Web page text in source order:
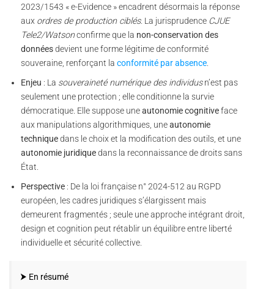
2023/1543 « e-Evidence » encadrent désormais la réponse
aux ordres de production ciblés. La jurisprudence CJUE
Tele2/Watsonconfirme que la non-conservation des
donnéesdevient une forme légitime de conformité
souveraine, renforçant la conformité par absence.
Enjeu : La souveraineté numérique des individusn’est pas
seulement une protection ; elle conditionne la survie
démocratique. Elle suppose uneautonomie cognitiveface
aux manipulations algorithmiques, uneautonomie
techniquedans le choix et la modification des outils, et une
autonomie juridiquedans la reconnaissance de droits sans
État.
Perspective: De la loi française n° 2024-512 au RGPD
européen, les cadres juridiques s’élargissent mais
demeurent fragmentés ; seule une approche intégrant droit,
design et cognition peut rétablir un équilibre entre liberté
individuelle et sécurité collective.
⮞ En résumé